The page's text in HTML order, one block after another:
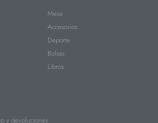
Mesa
Accesorios
Deporte
Bolsas
Libros
y devoluciones